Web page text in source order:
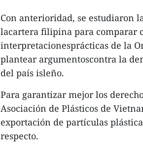
Con anterioridad, se estudiaron
lacartera filipina para comparar
interpretacionesprácticas de la
plantear argumentoscontra la
del país isleño.
Para garantizar mejor los
Asociación de Plásticos de
exportación de partículas
respecto.